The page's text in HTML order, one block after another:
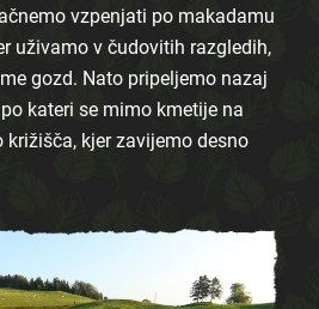
vzpenjati po makadamu
uživamo v čudovitih razgledih,
gozd. Nato pripeljemo nazaj
kateri se mimo kmetije na
kjer zavijemo desno